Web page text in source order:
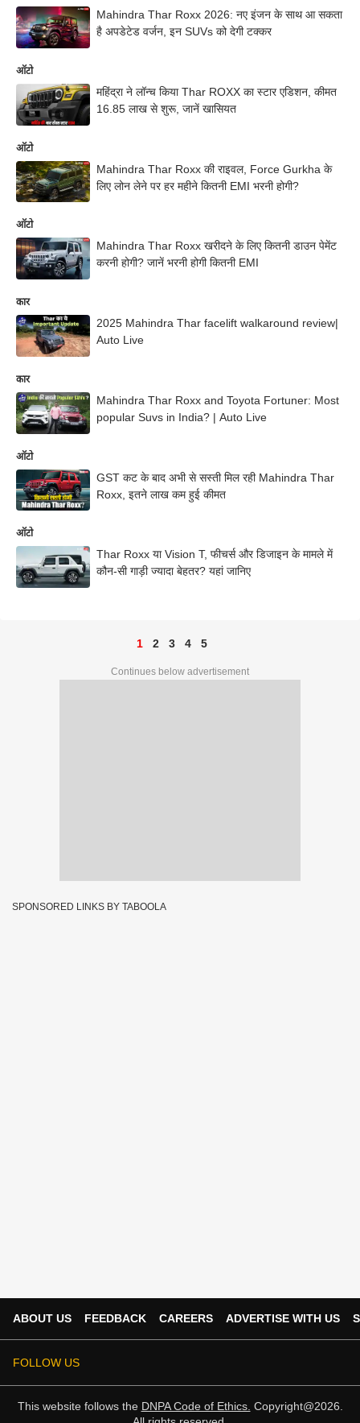
Mahindra Thar Roxx 2026: नए इंजन के साथ आ सकता
है अपडेटेड वर्जन, इन SUVs को देगी टक्कर
ऑटो
महिंद्रा ने लॉन्च किया Thar ROXX का स्टार एडिशन, कीमत
16.85 लाख से शुरू, जानें खासियत
ऑटो
Mahindra Thar Roxx की राइवल, Force Gurkha के
लिए लोन लेने पर हर महीने कितनी EMI भरनी होगी?
ऑटो
Mahindra Thar Roxx खरीदने के लिए कितनी डाउन पेमेंट
करनी होगी? जानें भरनी होगी कितनी EMI
कार
2025 Mahindra Thar facelift walkaround review|
Auto Live
कार
Mahindra Thar Roxx and Toyota Fortuner: Most
popular Suvs in India? | Auto Live
ऑटो
GST कट के बाद अभी से सस्ती मिल रही Mahindra Thar
Roxx, इतने लाख कम हुई कीमत
ऑटो
Thar Roxx या Vision T, फीचर्स और डिजाइन के मामले में
कौन-सी गाड़ी ज्यादा बेहतर? यहां जानिए
1 2 3 4 5
Continues below advertisement
SPONSORED LINKS BY TABOOLA
ABOUT US FEEDBACK CAREERS ADVERTISE WITH US
FOLLOW US
This website follows the DNPA Code of Ethics. Copyright@2026.